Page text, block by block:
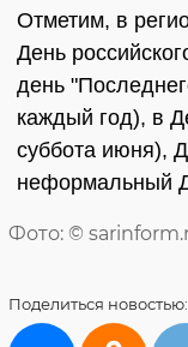
Отметим, в
День
день
каждый год), в
суббота июня),
неформальный
Фото: ©
Поделиться новостью: